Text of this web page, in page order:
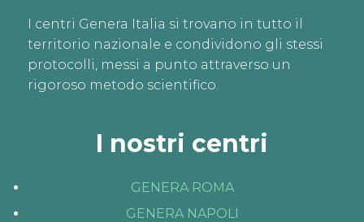
I centri Genera Italia si trovano in tutto il
territorio nazionale e condividono gli stessi
protocolli, messi a punto attraverso un
rigoroso metodo scientifico.
I nostri centri
GENERA ROMA
GENERA NAPOLI